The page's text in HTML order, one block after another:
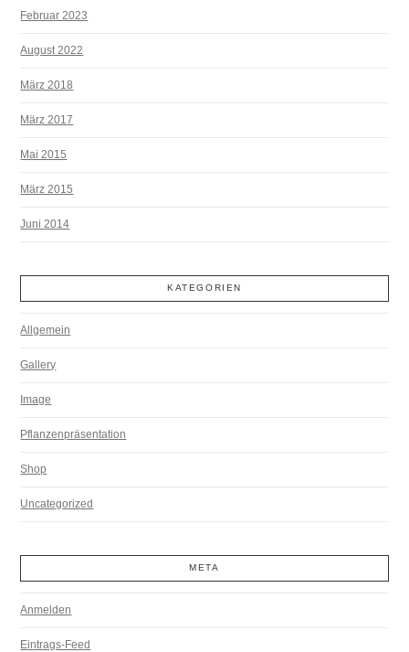
Februar 2023
August 2022
März 2018
März 2017
Mai 2015
März 2015
Juni 2014
KATEGORIEN
Allgemein
Gallery
Image
Pflanzenpräsentation
Shop
Uncategorized
META
Anmelden
Eintrags-Feed